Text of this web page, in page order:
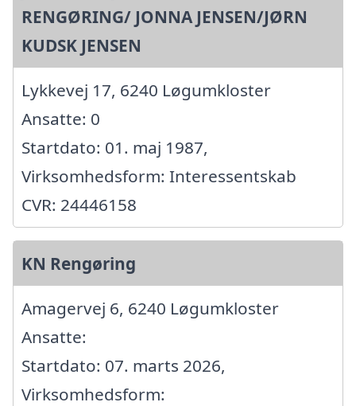
RENGØRING/ JONNA JENSEN/JØRN
KUDSK JENSEN
Lykkevej 17, 6240 Løgumkloster
Ansatte: 0
Startdato: 01. maj 1987,
Virksomhedsform: Interessentskab
CVR: 24446158
KN Rengøring
Amagervej 6, 6240 Løgumkloster
Ansatte:
Startdato: 07. marts 2026,
Virksomhedsform: